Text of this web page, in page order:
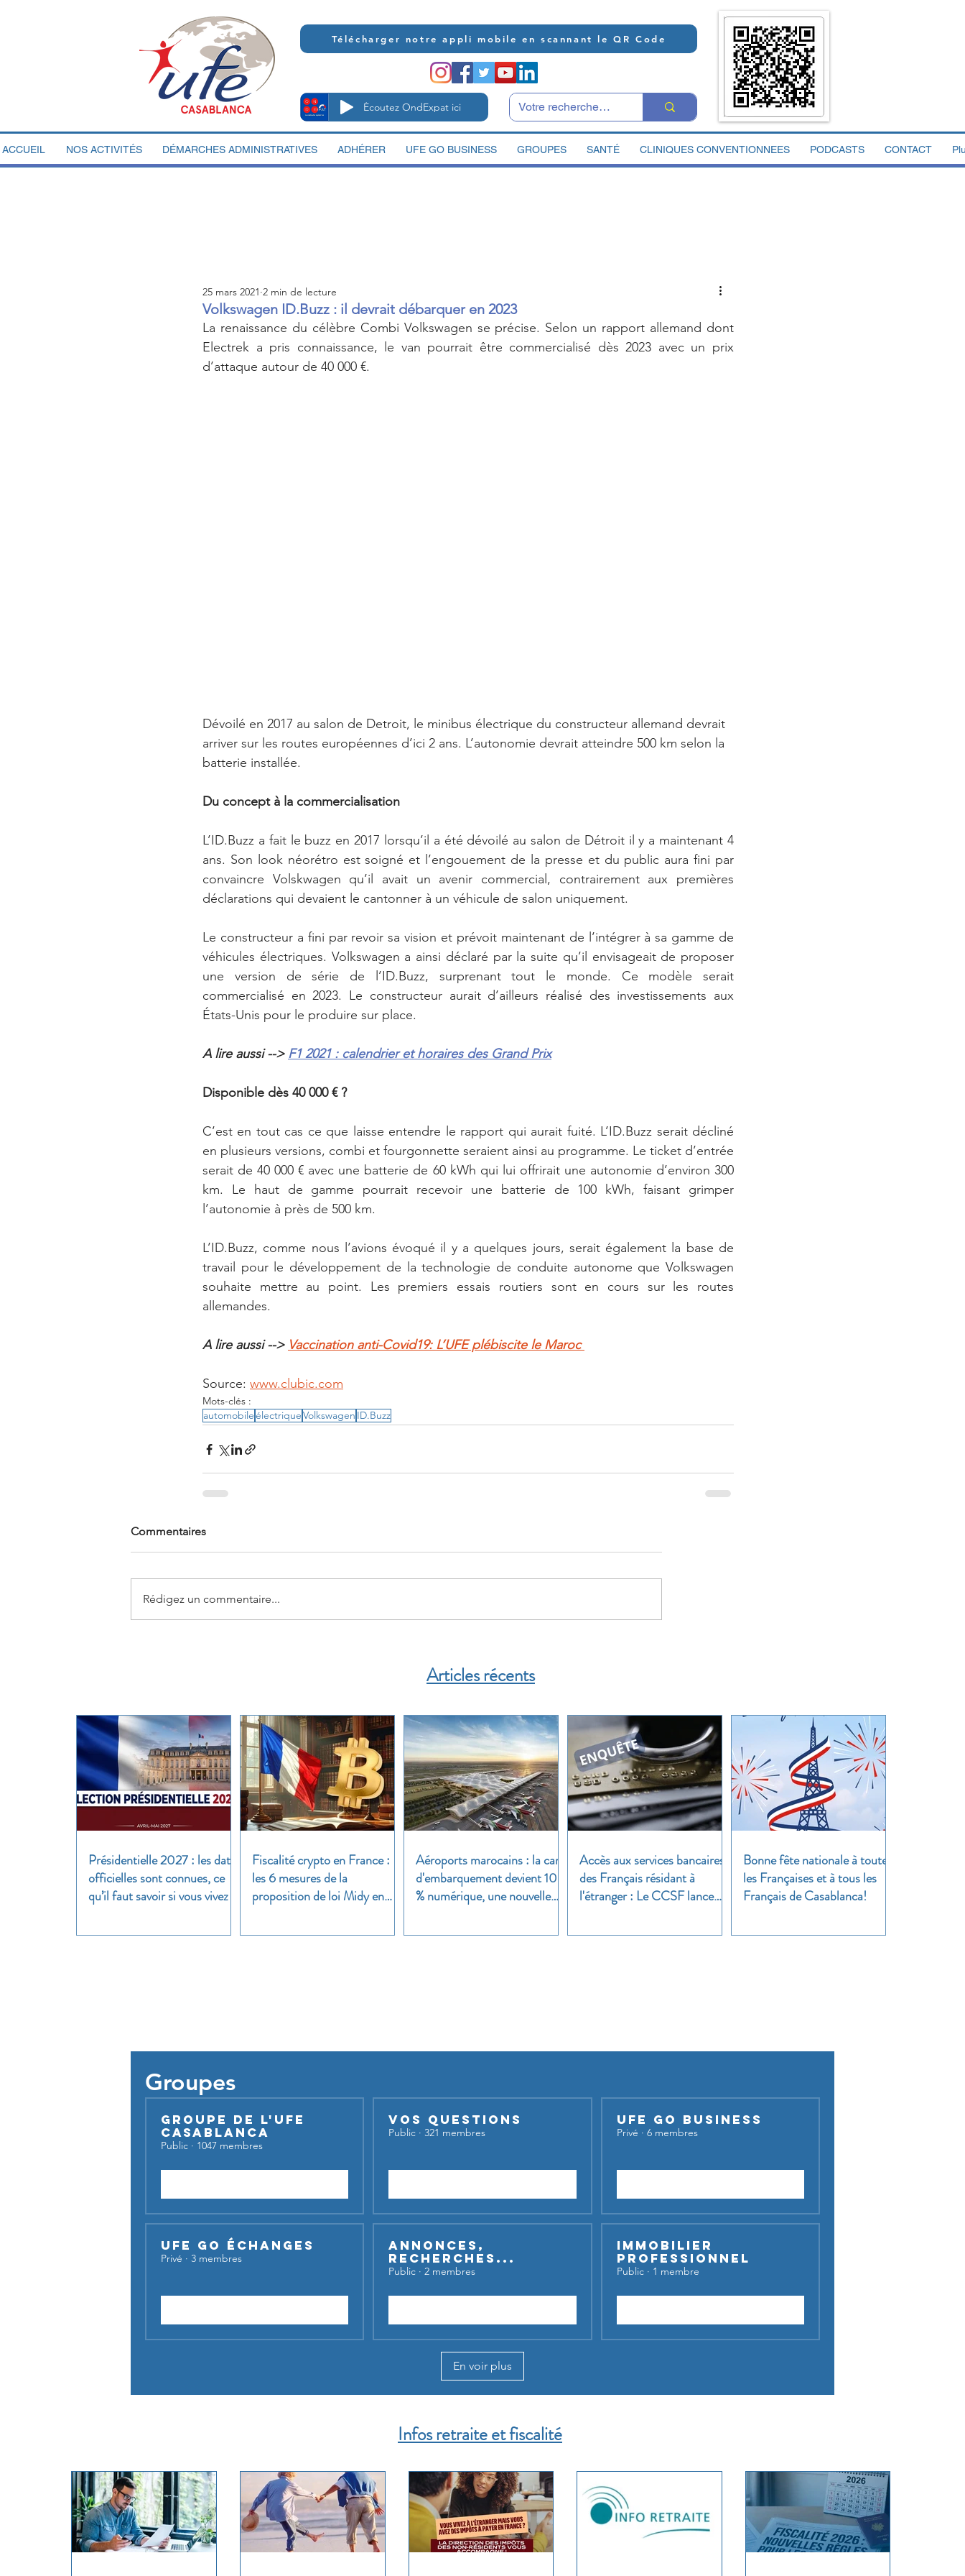
Télécharger notre appli mobile en scannant le QR Code
Écoutez OndExpat ici
ACCUEIL NOS ACTIVITÉS DÉMARCHES ADMINISTRATIVES ADHÉRER UFE GO BUSINESS GROUPES SANTÉ CLINIQUES CONVENTIONNEES PODCASTS CONTACT
Volkswagen ID.Buzz : il devrait débarquer en 2023
25 mars 2021 2 min de lecture
La renaissance du célèbre Combi Volkswagen se précise. Selon un rapport allemand dont
Electrek a pris connaissance, le van pourrait être commercialisé dès 2023 avec un prix
d’attaque autour de 40 000 €.
Dévoilé en 2017 au salon de Detroit, le minibus électrique du constructeur allemand devrait
arriver sur les routes européennes d’ici 2 ans. L’autonomie devrait atteindre 500 km selon la
batterie installée.
Du concept à la commercialisation
L’ID.Buzz a fait le buzz en 2017 lorsqu’il a été dévoilé au salon de Détroit il y a maintenant 4
ans. Son look néorétro est soigné et l’engouement de la presse et du public aura fini par
convaincre Volskwagen qu’il avait un avenir commercial, contrairement aux premières
déclarations qui devaient le cantonner à un véhicule de salon uniquement.
Le constructeur a fini par revoir sa vision et prévoit maintenant de l’intégrer à sa gamme de
véhicules électriques. Volkswagen a ainsi déclaré par la suite qu’il envisageait de proposer
une version de série de l’ID.Buzz, surprenant tout le monde. Ce modèle serait
commercialisé en 2023. Le constructeur aurait d’ailleurs réalisé des investissements aux
États-Unis pour le produire sur place.
A lire aussi --> F1 2021 : calendrier et horaires des Grand Prix
Disponible dès 40 000 € ?
C’est en tout cas ce que laisse entendre le rapport qui aurait fuité. L’ID.Buzz serait décliné
en plusieurs versions, combi et fourgonnette seraient ainsi au programme. Le ticket d’entrée
serait de 40 000 € avec une batterie de 60 kWh qui lui offrirait une autonomie d’environ 300
km. Le haut de gamme pourrait recevoir une batterie de 100 kWh, faisant grimper
l’autonomie à près de 500 km.
L’ID.Buzz, comme nous l’avions évoqué il y a quelques jours, serait également la base de
travail pour le développement de la technologie de conduite autonome que Volkswagen
souhaite mettre au point. Les premiers essais routiers sont en cours sur les routes
allemandes.
A lire aussi --> Vaccination anti-Covid19: L’UFE plébiscite le Maroc
Source: www.clubic.com
Mots-clés :
automobileélectriqueVolkswagen ID.Buzz
Commentaires
Rédigez un commentaire...
Articles récents
Présidentielle 2027 : les dates
officielles sont connues, ce
qu’il faut savoir si vous vivez à
Fiscalité crypto en France :
les 6 mesures de la
proposition de loi Midy en
Aéroports marocains : la carte
d'embarquement devient 100
% numérique, une nouvelle
du transport aérien
Accès aux services bancaires
des Français résidant à
l'étranger : Le CCSF lance
Bonne fête nationale à toutes
les Françaises et à tous les
Français de Casablanca!
Groupes
Groupe de l'UFE
Casablanca
Public · 1047 membres
Vos questions
Public · 321 membres
UFE GO BUSINESS
Privé · 6 membres
UFE Go Échanges
Privé · 3 membres
Annonces,
recherches...
Public · 2 membres
Immobilier
Professionnel
Public · 1 membre
En voir plus
Infos retraite et fiscalité